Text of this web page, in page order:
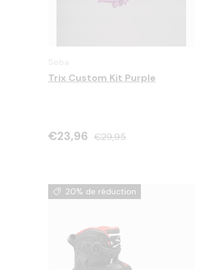
Trix Custom Kit Purple
€23,96 €29,95
20% de réduction